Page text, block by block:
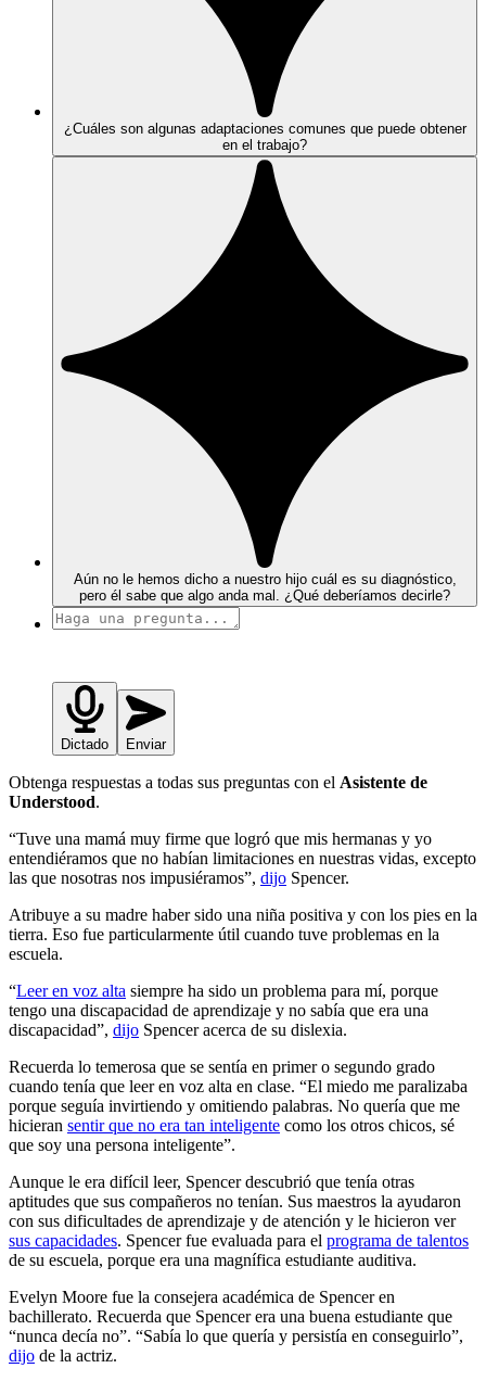
¿Cuáles son algunas adaptaciones comunes que puede obtener
en el trabajo?
Aún no le hemos dicho a nuestro hijo cuál es su diagnóstico,
pero él sabe que algo anda mal. ¿Qué deberíamos decirle?
Dictado Enviar
Obtenga respuestas a todas sus preguntas con el Asistente de
Understood.
“Tuve una mamá muy firme que logró que mis hermanas y yo
entendiéramos que no habían limitaciones en nuestras vidas, excepto
las que nosotras nos impusiéramos”, dijo Spencer.
Atribuye a su madre haber sido una niña positiva y con los pies en la
tierra. Eso fue particularmente útil cuando tuve problemas en la
escuela.
“Leer en voz alta siempre ha sido un problema para mí, porque
tengo una discapacidad de aprendizaje y no sabía que era una
discapacidad”, dijo Spencer acerca de su dislexia.
Recuerda lo temerosa que se sentía en primer o segundo grado
cuando tenía que leer en voz alta en clase. “El miedo me paralizaba
porque seguía invirtiendo y omitiendo palabras. No quería que me
hicieran sentir que no era tan inteligente como los otros chicos, sé
que soy una persona inteligente”.
Aunque le era difícil leer, Spencer descubrió que tenía otras
aptitudes que sus compañeros no tenían. Sus maestros la ayudaron
con sus dificultades de aprendizaje y de atención y le hicieron ver
sus capacidades. Spencer fue evaluada para el programa de talentos
de su escuela, porque era una magnífica estudiante auditiva.
Evelyn Moore fue la consejera académica de Spencer en
bachillerato. Recuerda que Spencer era una buena estudiante que
“nunca decía no”. “Sabía lo que quería y persistía en conseguirlo”,
dijo de la actriz.